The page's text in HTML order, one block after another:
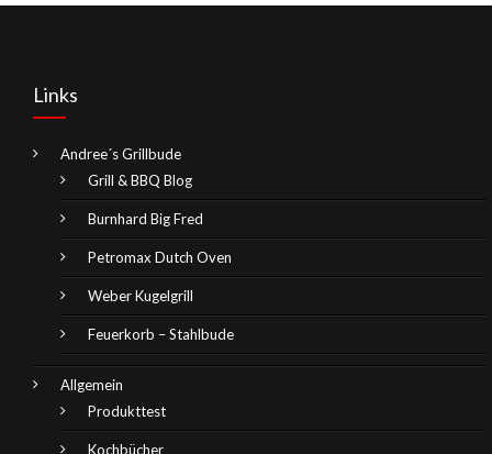
Links
Andree´s Grillbude
Grill & BBQ Blog
Burnhard Big Fred
Petromax Dutch Oven
Weber Kugelgrill
Feuerkorb – Stahlbude
Allgemein
Produkttest
Kochbücher